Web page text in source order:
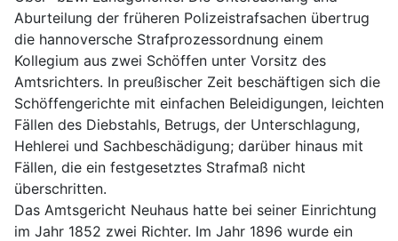
Aburteilung der früheren Polizeistrafsachen übertrug
die hannoversche Strafprozessordnung einem
Kollegium aus zwei Schöffen unter Vorsitz des
Amtsrichters. In preußischer Zeit beschäftigen sich die
Schöffengerichte mit einfachen Beleidigungen, leichten
Fällen des Diebstahls, Betrugs, der Unterschlagung,
Hehlerei und Sachbeschädigung; darüber hinaus mit
Fällen, die ein festgesetztes Strafmaß nicht
überschritten.
Das Amtsgericht Neuhaus hatte bei seiner Einrichtung
im Jahr 1852 zwei Richter. Im Jahr 1896 wurde ein